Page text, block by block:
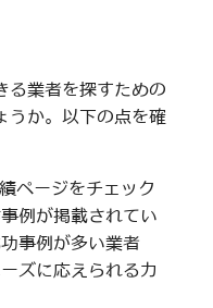
る業者を探すための
うか。以下の点を確
ページをチェック
例が掲載されてい
事例が多い業者
ズに応えられる力